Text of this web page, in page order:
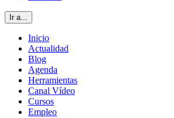
Ir a...
Inicio
Actualidad
Blog
Agenda
Herramientas
Canal Vídeo
Cursos
Empleo